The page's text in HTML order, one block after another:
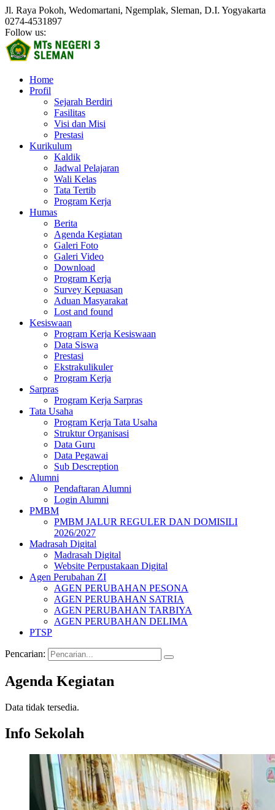
Jl. Raya Pokoh, Wedomartani, Ngemplak, Sleman, D.I. Yogyakarta
0274-4531897
Follow us:
Home
Profil
Sejarah Berdiri
Fasilitas
Visi dan Misi
Prestasi
Kurikulum
Kaldik
Jadwal Pelajaran
Wali Kelas
Tata Tertib
Program Kerja
Humas
Berita
Agenda Kegiatan
Galeri Foto
Galeri Video
Download
Program Kerja
Survey Kepuasan
Aduan Masyarakat
Lost and found
Kesiswaan
Program Kerja Kesiswaan
Data Siswa
Prestasi
Ekstrakulikuler
Program Kerja
Sarpras
Program Kerja Sarpras
Tata Usaha
Program Kerja Tata Usaha
Struktur Organisasi
Data Guru
Data Pegawai
Sub Descreption
Alumni
Pendaftaran Alumni
Login Alumni
PMBM
PMBM JALUR REGULER DAN DOMISILI
2026/2027
Madrasah Digital
Madrasah Digital
Website Perpustakaan Digital
Agen Perubahan ZI
AGEN PERUBAHAN PESONA
AGEN PERUBAHAN SATRIA
AGEN PERUBAHAN TARBIYA
AGEN PERUBAHAN DELIMA
PTSP
Pencarian:
Agenda Kegiatan
Data tidak tersedia.
Info Sekolah